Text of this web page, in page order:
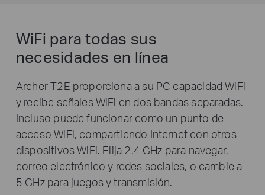
WiFi para todas sus
necesidades en línea
Archer T2E proporciona a su PC capacidad WiFi
y recibe señales WiFi en dos bandas separadas.
Incluso puede funcionar como un punto de
acceso WiFi, compartiendo Internet con otros
dispositivos WiFi. Elija 2.4 GHz para navegar,
correo electrónico y redes sociales, o cambie a
5 GHz para juegos y transmisión.